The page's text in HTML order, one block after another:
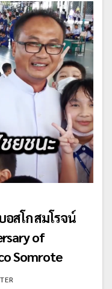
สโก สมโรจน์
of
Somrote